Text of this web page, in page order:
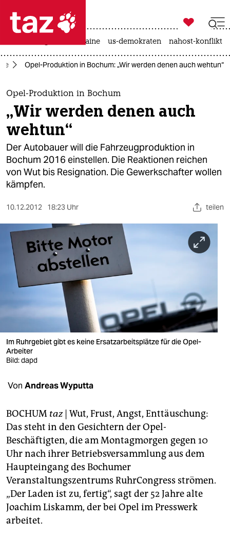
 taz zahl ich
taz zahl ich
themen
politik
öko
gesellschaft
kultur
sport
berlin
nord
wahrheit
veranstaltungen
shop
fragen & hilfe
abo
genossenschaft
epaper login

taz zahl ich
krieg in der ukraine us-demokraten nahost-konflikt
Opel-Produktion in Bochum: „Wir werden denen auch wehtun“
Opel-Produktion in Bochum
„Wir werden denen auch
wehtun“
Der Autobauer will die Fahrzeugproduktion in
Bochum 2016 einstellen. Die Reaktionen reichen
von Wut bis Resignation. Die Gewerkschafter wollen
kämpfen.
10.12.2012 18:23 Uhr teilen
Im Ruhrgebiet gibt es keine Ersatzarbeitsplätze für die Opel-
Arbeiter
Bild: dapd
Von Andreas Wyputta
BOCHUM taz| Wut, Frust, Angst, Enttäuschung:
Das steht in den Gesichtern der Opel-
Beschäftigten, die am Montagmorgen gegen 10
Uhr nach ihrer Betriebsversammlung aus dem
Haupteingang des Bochumer
Veranstaltungszentrums RuhrCongress strömen.
„Der Laden ist zu, fertig“, sagt der 52 Jahre alte
Joachim Liskamm, der bei Opel im Presswerk
arbeitet.